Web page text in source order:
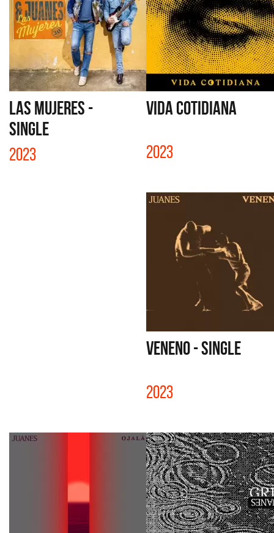
LAS MUJERES -
SINGLE
2023
VIDA COTIDIANA
2023
VENENO - SINGLE
2023